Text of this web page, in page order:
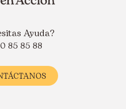
Ayuda?
85 85 88